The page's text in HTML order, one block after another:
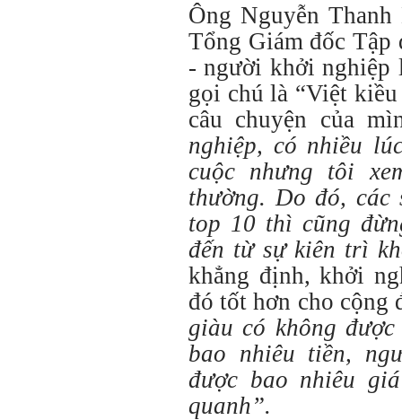
Ông Nguyễn
Tổng Giám đốc
- người khởi nghiệp
gọi chú là “Việt
câu chuyện của
nghiệp, có nhiều
cuộc nhưng tôi
thường. Do đó, các
top 10 thì cũng
đến từ sự kiên trì
khẳng định, khởi
đó tốt hơn cho cộng
giàu có không
bao nhiêu tiền,
được bao nhiêu
quanh”.